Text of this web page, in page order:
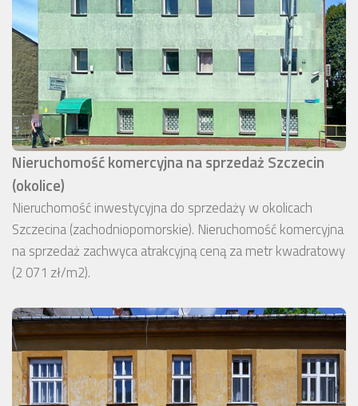
Nieruchomość komercyjna na sprzedaż Szczecin
(okolice)
Nieruchomość inwestycyjna do sprzedaży w okolicach
Szczecina (zachodniopomorskie). Nieruchomość komercyjna
na sprzedaż zachwyca atrakcyjną ceną za metr kwadratowy
(2 071 zł/m2).